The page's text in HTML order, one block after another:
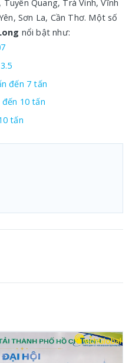
Quang, Trà Vinh, Vĩnh
Sơn La, Cần Thơ. Một số
nổi bật như:
đến 7 tấn
10 tấn
tấn